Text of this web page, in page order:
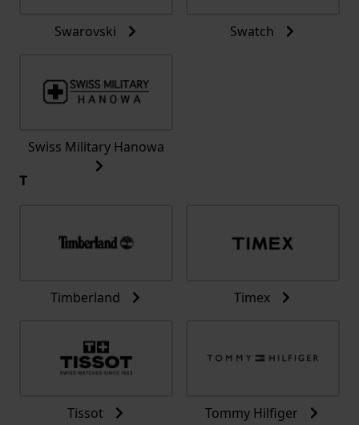
Swarovski Swatch
Swiss Military Hanowa
T
Timberland Timex
Tissot Tommy Hilfiger